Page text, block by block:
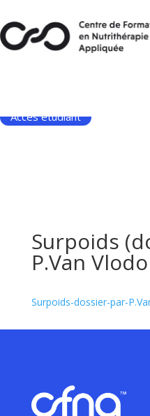
Accès étudiant
Surpoids
P.Van
Surpoids-dossier-par-